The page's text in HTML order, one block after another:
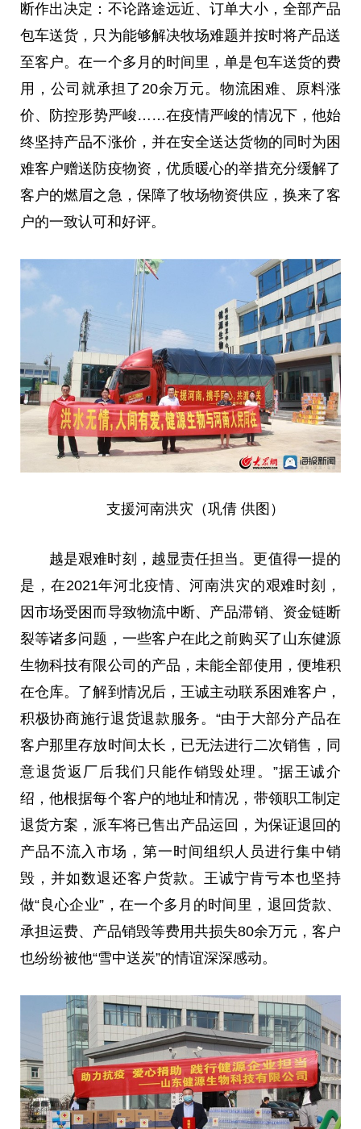
断作出决定：不论路途远近、订单大小，全部产品
包车送货，只为能够解决牧场难题并按时将产品送
至客户。在一个多月的时间里，单是包车送货的费
用，公司就承担了20余万元。物流困难、原料涨
价、防控形势严峻……在疫情严峻的情况下，他始
终坚持产品不涨价，并在安全送达货物的同时为困
难客户赠送防疫物资，优质暖心的举措充分缓解了
客户的燃眉之急，保障了牧场物资供应，换来了客
户的一致认可和好评。
支援河南洪灾（巩倩 供图）
越是艰难时刻，越显责任担当。更值得一提的
是，在2021年河北疫情、河南洪灾的艰难时刻，
因市场受困而导致物流中断、产品滞销、资金链断
裂等诸多问题，一些客户在此之前购买了山东健源
生物科技有限公司的产品，未能全部使用，便堆积
在仓库。了解到情况后，王诚主动联系困难客户，
积极协商施行退货退款服务。“由于大部分产品在
客户那里存放时间太长，已无法进行二次销售，同
意退货返厂后我们只能作销毁处理。”据王诚介
绍，他根据每个客户的地址和情况，带领职工制定
退货方案，派车将已售出产品运回，为保证退回的
产品不流入市场，第一时间组织人员进行集中销
毁，并如数退还客户货款。王诚宁肯亏本也坚持
做“良心企业”，在一个多月的时间里，退回货款、
承担运费、产品销毁等费用共损失80余万元，客户
也纷纷被他“雪中送炭”的情谊深深感动。